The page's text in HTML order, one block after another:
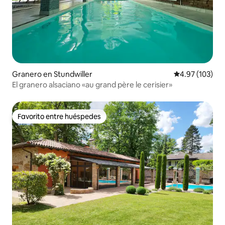
Granero en Stundwiller Calificación
4.97 (103)
El granero alsaciano «au grand père le cerisier»
Favorito entre huéspedes
Favorito entre huéspedes